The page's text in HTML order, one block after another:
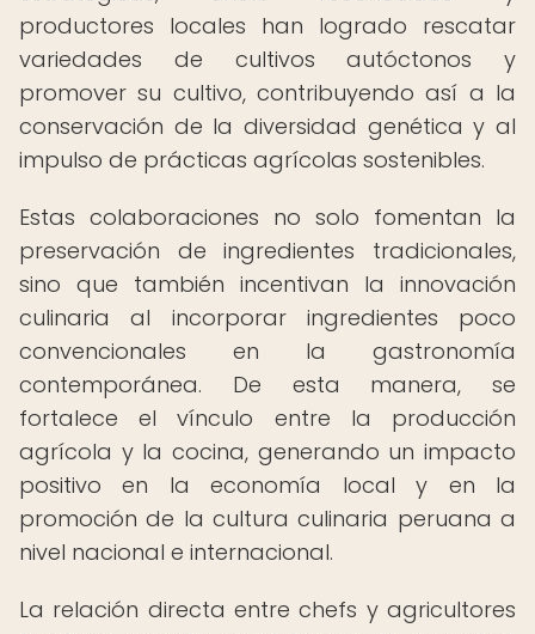
productores locales han logrado rescatar
variedades de cultivos autóctonos y
promover su cultivo, contribuyendo así a la
conservación de la diversidad genética y al
impulso de prácticas agrícolas sostenibles.
Estas colaboraciones no solo fomentan la
preservación de ingredientes tradicionales,
sino que también incentivan la innovación
culinaria al incorporar ingredientes poco
convencionales en la gastronomía
contemporánea. De esta manera, se
fortalece el vínculo entre la producción
agrícola y la cocina, generando un impacto
positivo en la economía local y en la
promoción de la cultura culinaria peruana a
nivel nacional e internacional.
La relación directa entre chefs y agricultores